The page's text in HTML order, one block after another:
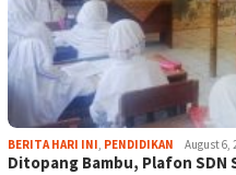
BERITA HARI INI, PENDIDIKAN August 6,
Ditopang Bambu, Plafon SDN